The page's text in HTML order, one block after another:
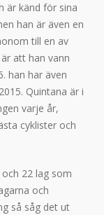
är känd för sina
han är även en
till en av
att han vann
han har även
Quintana är i
varje år,
cyklister och
22 lag som
och
så såg det ut